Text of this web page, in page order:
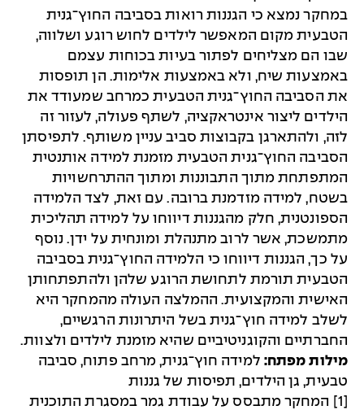
במחקר נמצא כי הגננות רואות בסביבה החוץ־גנית
הטבעית מקום המאפשר לילדים לחוש רוגע ושלווה,
שבו הם מצליחים לפתור בעיות בכוחות עצמם
באמצעות שיח, ולא באמצעות אלימות. הן תופסות
את הסביבה החוץ־גנית הטבעית כמרחב שמעודד את
הילדים ליצור אינטראקציה, לשתף פעולה, לעזור זה
לזה, ולהתארגן בקבוצות סביב עניין משותף. לתפיסתן
הסביבה החוץ־גנית הטבעית מזמנת למידה אותנטית
המתפתחת מתוך התבוננות ומתוך ההתרחשויות
בשטח, למידה מזדמנת ברובה. עם זאת, לצד הלמידה
הספונטנית, חלק מהגננות דיווחו על למידה תהליכית
מתמשכת, אשר לרוב מתנהלת ומונחית על ידן. נוסף
על כך, הגננות דיווחו כי הלמידה החוץ־גנית בסביבה
הטבעית תורמת לתחושת הרוגע שלהן ולהתפתחותן
האישית והמקצועית. ההמלצה העולה מהמחקר היא
לשלב למידה חוץ־גנית בשל היתרונות הרגשיים,
החברתיים והקוגניטיביים שהיא מזמנת לילדים ולצוות.
מילות מפתח: למידה חוץ־גנית, מרחב פתוח, סביבה
טבעית, גן הילדים, תפיסות של גננות
[1] המחקר מתבסס על עבודת גמר במסגרת התוכנית